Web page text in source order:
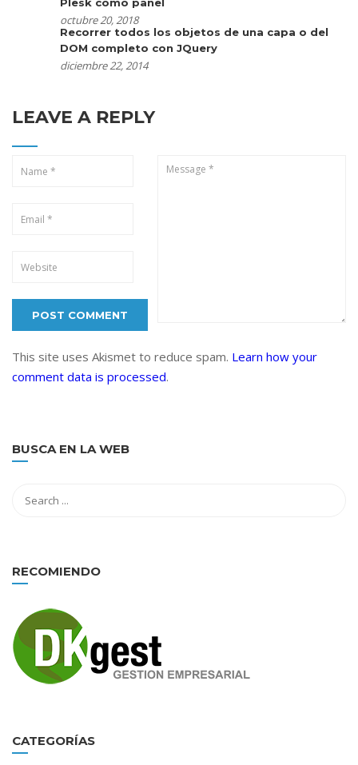
octubre 20, 2018
Recorrer todos los objetos de una capa o del
DOM completo con JQuery
diciembre 22, 2014
LEAVE A REPLY
This site uses Akismet to reduce spam. Learn how your
comment data is processed.
BUSCA EN LA WEB
RECOMIENDO
CATEGORÍAS